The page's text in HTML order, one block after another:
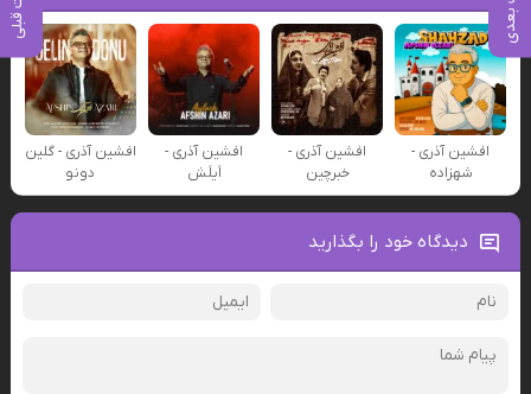
افشین آذری -
شهزاده
افشین آذری -
خبرچین
افشین آذری -
اَیلَش
افشین آذری - گلین
دونو
دیدگاه خود را بگذارید